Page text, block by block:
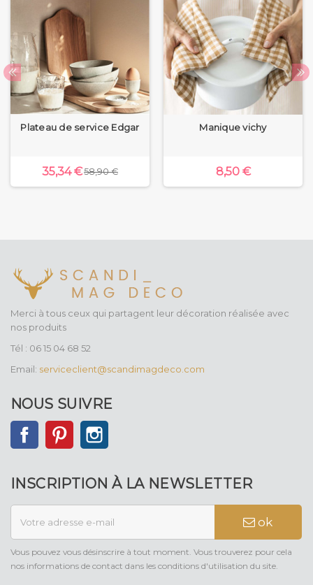
Plateau de service Edgar
35,34 €58,90 €
Manique vichy
8,50 €
Merci à tous ceux qui partagent leur décoration réalisée avec
nos produits
Tél : 06 15 04 68 52
Email: serviceclient@scandimagdeco.com
NOUS SUIVRE
FacebookPinterest
INSCRIPTION À LA NEWSLETTER
ok
Vous pouvez vous désinscrire à tout moment. Vous trouverez pour cela
nos informations de contact dans les conditions d'utilisation du site.